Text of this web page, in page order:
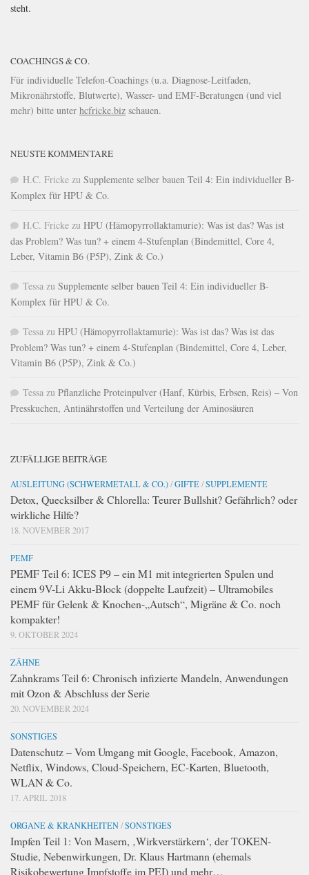
steht.
COACHINGS & CO.
Für individuelle Telefon-Coachings (u.a. Diagnose-Leitfaden,
Mikronährstoffe, Blutwerte), Wasser- und EMF-Beratungen (und viel
mehr) bitte unter hcfricke.biz schauen.
NEUSTE KOMMENTARE
H.C. Fricke zu Supplemente selber bauen Teil 4: Ein individueller B-
Komplex für HPU & Co.
H.C. Fricke zu HPU (Hämopyrrollaktamurie): Was ist das? Was ist
das Problem? Was tun? + einem 4-Stufenplan (Bindemittel, Core 4,
Leber, Vitamin B6 (P5P), Zink & Co.)
Tessa zu Supplemente selber bauen Teil 4: Ein individueller B-
Komplex für HPU & Co.
Tessa zu HPU (Hämopyrrollaktamurie): Was ist das? Was ist das
Problem? Was tun? + einem 4-Stufenplan (Bindemittel, Core 4, Leber,
Vitamin B6 (P5P), Zink & Co.)
Tessa zu Pflanzliche Proteinpulver (Hanf, Kürbis, Erbsen, Reis) – Von
Presskuchen, Antinährstoffen und Verteilung der Aminosäuren
ZUFÄLLIGE BEITRÄGE
AUSLEITUNG (SCHWERMETALL & CO.)/GIFTE/SUPPLEMENTE
Detox, Quecksilber & Chlorella: Teurer Bullshit? Gefährlich? oder
wirkliche Hilfe?
18. NOVEMBER 2017
PEMF
PEMF Teil 6: ICES P9 – ein M1 mit integrierten Spulen und
einem 9V-Li Akku-Block (doppelte Laufzeit) – Ultramobiles
PEMF für Gelenk & Knochen-„Autsch“, Migräne & Co. noch
kompakter!
9. OKTOBER 2024
ZÄHNE
Zahnkrams Teil 6: Chronisch infizierte Mandeln, Anwendungen
mit Ozon & Abschluss der Serie
20. NOVEMBER 2024
SONSTIGES
Datenschutz – Vom Umgang mit Google, Facebook, Amazon,
Netflix, Windows, Cloud-Speichern, EC-Karten, Bluetooth,
WLAN & Co.
17. APRIL 2018
ORGANE & KRANKHEITEN/SONSTIGES
Impfen Teil 1: Von Masern, ‚Wirkverstärkern‘, der TOKEN-
Studie, Nebenwirkungen, Dr. Klaus Hartmann (ehemals
Risikobewertung Impfstoffe im PEI) und mehr…